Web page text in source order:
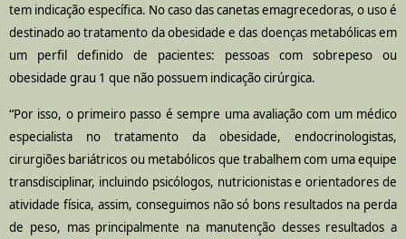
tem indicação específica. No caso das canetas emagrecedoras, o uso é
destinado ao tratamento da obesidade e das doenças metabólicas em
um perfil definido de pacientes: pessoas com sobrepeso ou
obesidade grau 1 que não possuem indicação cirúrgica.
“Por isso, o primeiro passo é sempre uma avaliação com um médico
especialista no tratamento da obesidade, endocrinologistas,
cirurgiões bariátricos ou metabólicos que trabalhem com uma equipe
transdisciplinar, incluindo psicólogos, nutricionistas e orientadores de
atividade física, assim, conseguimos não só bons resultados na perda
de peso, mas principalmente na manutenção desses resultados a